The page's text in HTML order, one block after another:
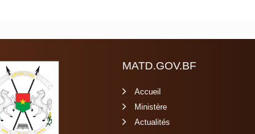
MATD.GOV.BF
Accueil
Ministère
Actualités